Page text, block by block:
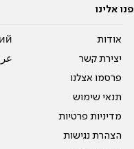
פנו אלינו
אודות
יצירת קשר
פרסמו אצלנו
תנאי שימוש
מדיניות פרטיות
הצהרת נגישות